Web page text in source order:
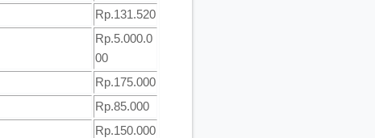
Rp.131.520
Rp.5.000.0
00
Rp.175.000
Rp.85.000
Rp.150.000